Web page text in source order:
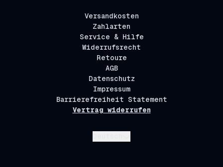
Versandkosten
Zahlarten
Service & Hilfe
Widerrufsrecht
Retoure
AGB
Datenschutz
Impressum
Barrierefreiheit Statement
Vertrag widerrufen